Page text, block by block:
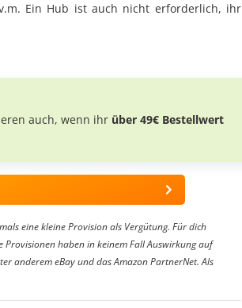
Ein Hub ist auch nicht erforderlich, ihr
auch, wenn ihr über 49€ Bestellwert
eine kleine Provision als Vergütung. Für dich
haben in keinem Fall Auswirkung auf
anderem eBay und das Amazon PartnerNet. Als